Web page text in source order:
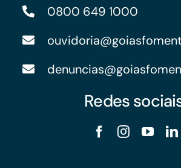
0800 649 1000
Redes